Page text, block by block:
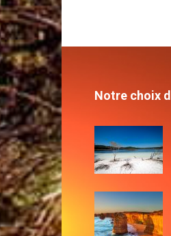
Notre choix